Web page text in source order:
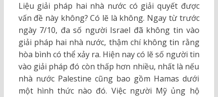
Liệu giải pháp hai nhà nước có giải quyết được
vấn đề này không? Có lẽ là không. Ngay từ trước
ngày 7/10, đa số người Israel đã không tin vào
giải pháp hai nhà nước, thậm chí không tin rằng
hòa bình có thể xảy ra. Hiện nay có lẽ số người tin
vào giải pháp đó còn thấp hơn nhiều, nhất là nếu
nhà nước Palestine cũng bao gồm Hamas dưới
một hình thức nào đó. Việc người Mỹ ủng hộ